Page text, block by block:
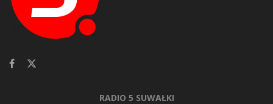
RADIO 5 SUWAŁKI